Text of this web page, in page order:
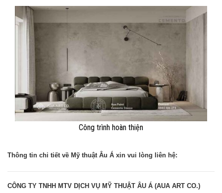
Công trình hoàn thiện
Thông tin chi tiết về Mỹ thuật Âu Á xin vui lòng liên hệ:
CÔNG TY TNHH MTV DỊCH VỤ MỸ THUẬT ÂU Á (AUA ART CO.)